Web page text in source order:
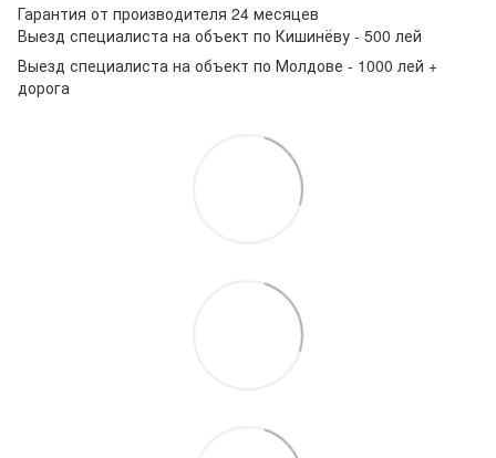
Гарантия от производителя 24 месяцев
Выезд специалиста на объект по Кишинёву - 500 лей
Выезд специалиста на объект по Молдове - 1000 лей +
дорога